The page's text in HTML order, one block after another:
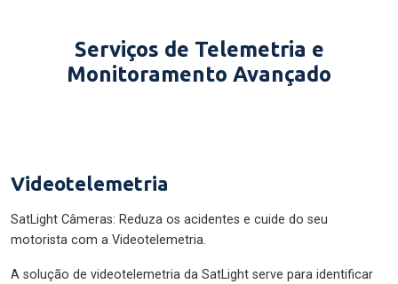
Serviços de Telemetria e
Monitoramento Avançado
Videotelemetria
SatLight Câmeras: Reduza os acidentes e cuide do seu
motorista com a Videotelemetria.
A solução de videotelemetria da SatLight serve para identificar